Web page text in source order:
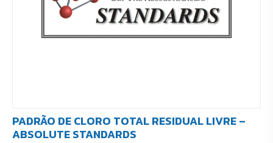
PADRÃO DE CLORO TOTAL RESIDUAL LIVRE –
ABSOLUTE STANDARDS